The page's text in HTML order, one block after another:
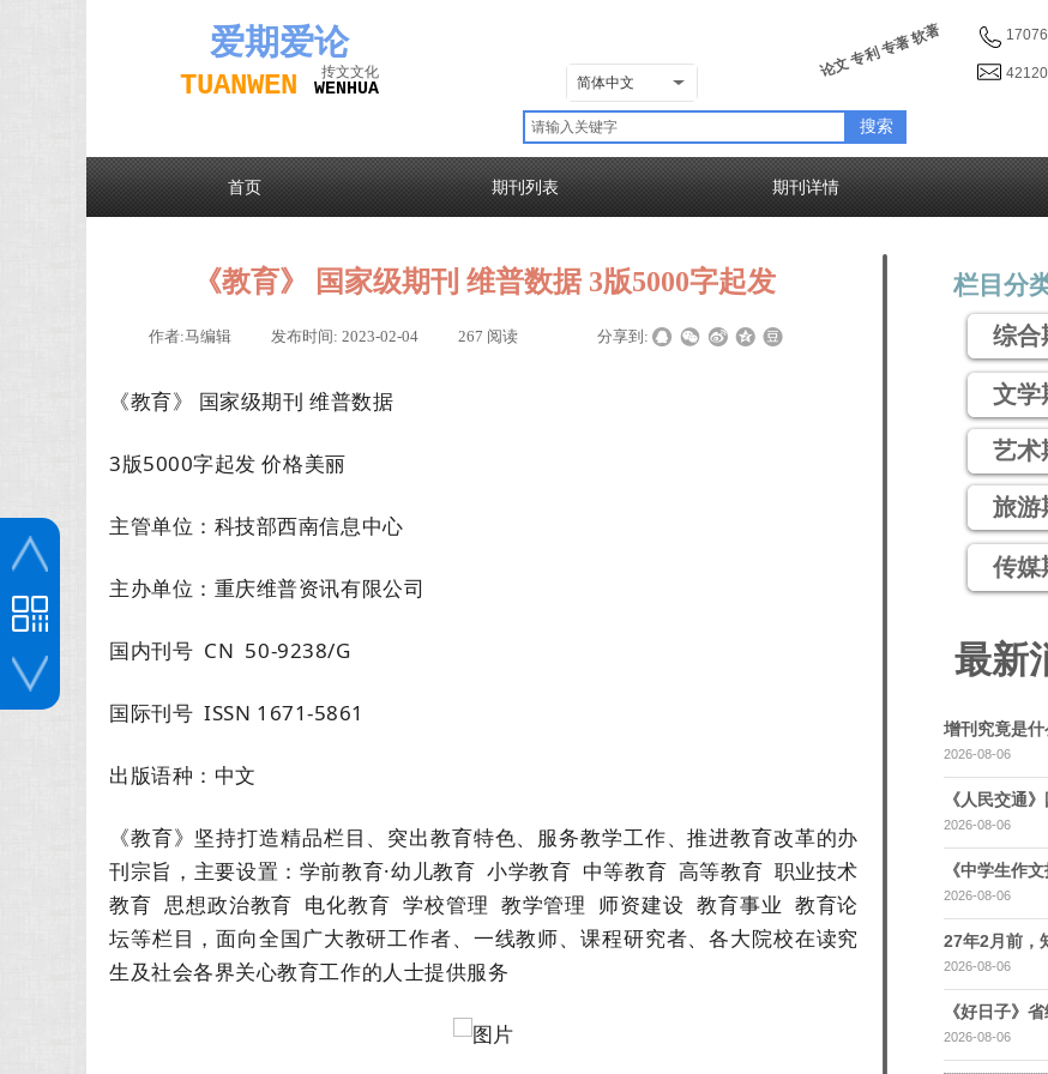
爱期爱论
TUANWEN WENHUA
抟文文化
简体中文
论文 专利 专著 软著
搜索
首页 期刊列表 期刊详情
文学
栏目分
综合
艺术
旅游
传媒
《教育》 国家级期刊 维普数据 3版5000字起发
作者:马编辑 发布时间: 2023-02-04 267 阅读 分享到:
《教育》 国家级期刊 维普数据
3版5000字起发 价格美丽
主管单位：科技部西南信息中心
主办单位：重庆维普资讯有限公司
国内刊号 CN 50-9238/G
国际刊号 ISSN 1671-5861
出版语种：中文
《教育》坚持打造精品栏目、突出教育特色、服务教学工作、推进教育改革的办
刊宗旨，主要设置：学前教育·幼儿教育 小学教育 中等教育 高等教育 职业技术
教育 思想政治教育 电化教育 学校管理 教学管理 师资建设 教育事业 教育论
坛等栏目，面向全国广大教研工作者、一线教师、课程研究者、各大院校在读究
生及社会各界关心教育工作的人士提供服务
最新
增刊究竟是
2026-08-06
《人民交通
2026-08-06
《中学生作
2026-08-06
27年2月前，
2026-08-06
《好日子》
2026-08-06
关注公众号